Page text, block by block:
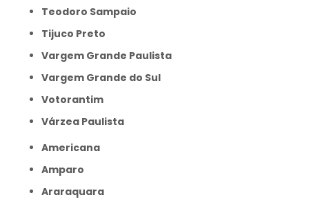
Teodoro Sampaio
Tijuco Preto
Vargem Grande Paulista
Vargem Grande do Sul
Votorantim
Várzea Paulista
Americana
Amparo
Araraquara